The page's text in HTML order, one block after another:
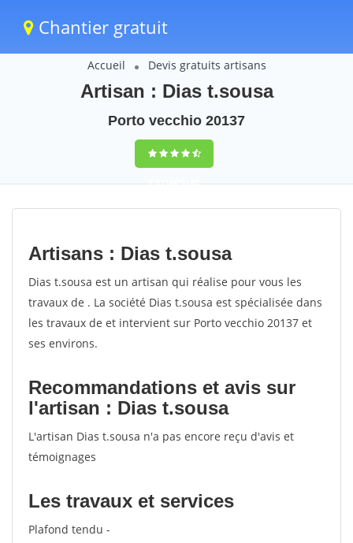
Chantier gratuit
Accueil Devis gratuits artisans
Artisan : Dias t.sousa
Porto vecchio 20137
9,5(100%)82
votes
Artisans : Dias t.sousa
Dias t.sousa est un artisan qui réalise pour vous les
travaux de . La société Dias t.sousa est spécialisée dans
les travaux de et intervient sur Porto vecchio 20137 et
ses environs.
Recommandations et avis sur
l'artisan : Dias t.sousa
L'artisan Dias t.sousa n'a pas encore reçu d'avis et
témoignages
Les travaux et services
Plafond tendu -